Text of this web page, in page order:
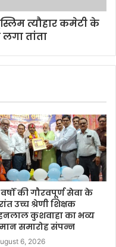
त्यौहार कमेटी के
लगा तांता
की गौरवपूर्ण सेवा के
उच्च श्रेणी शिक्षक
कुशवाहा का भव्य
समारोह संपन्न
6, 2026